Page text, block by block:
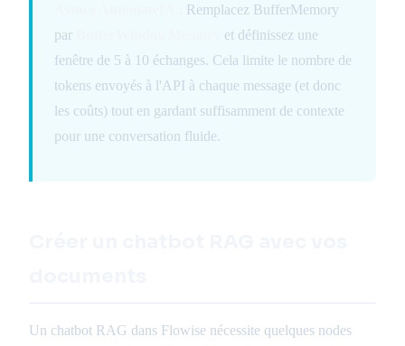
Remplacez BufferMemory
par
et définissez une
fenêtre de 5 à 10 échanges. Cela limite le nombre de
tokens envoyés à l'API à chaque message (et donc
les coûts) tout en gardant suffisamment de contexte
pour une conversation fluide.
Un chatbot RAG dans Flowise nécessite quelques nodes